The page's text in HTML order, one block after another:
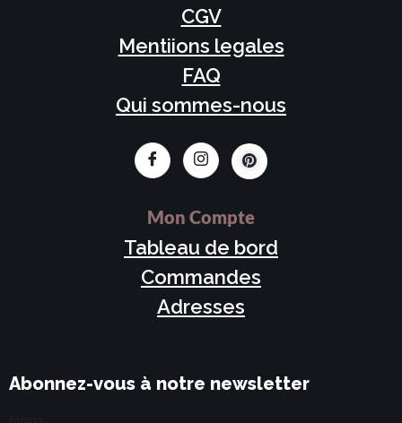
CGV
Mentiions legales
FAQ
Qui sommes-nous
Mon Compte
Tableau de bord
Commandes
Adresses
Abonnez-vous à notre newsletter